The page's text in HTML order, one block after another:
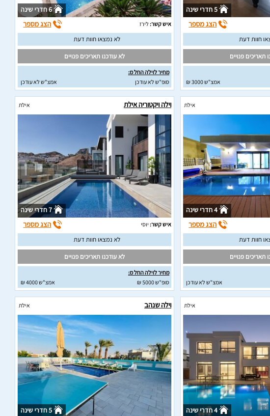
5 חדרי שינה
הצג מספר
חוות דעת
תאריכים פנויים
אמצ"ש 3000 ₪
6 חדרי שינה
איש קשר:לירז הצג מספר
לא נמצאו חוות דעת
לא עודכנו תאריכים פנויים
מחיר לוילה החל מ:
סופ"ש לא עודכן
אמצ"ש לא עודכן
אילת
4 חדרי שינה
הצג מספר
חוות דעת
תאריכים פנויים
אמצ"ש לא עודכן
וילה ויקטוריה אילת אילת
7 חדרי שינה
איש קשר: יוסי הצג מספר
לא נמצאו חוות דעת
לא עודכנו תאריכים פנויים
מחיר לוילה החל מ:
סופ"ש 5000 ₪
אמצ"ש 4000 ₪
אילת
4 חדרי שינה
וילה שנהב אילת
5 חדרי שינה